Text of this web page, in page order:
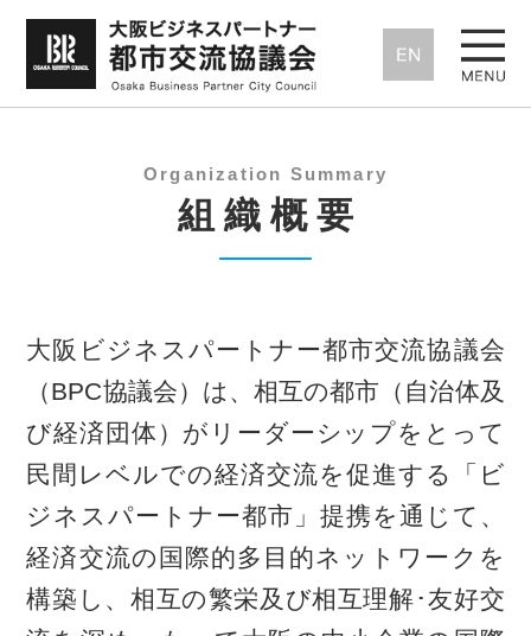
Organization Summary
組織概要
大阪ビジネスパートナー都市交流協議会
（BPC協議会）は、相互の都市（自治体及
び経済団体）がリーダーシップをとって
民間レベルでの経済交流を促進する「ビ
ジネスパートナー都市」提携を通じて、
経済交流の国際的多目的ネットワークを
構築し、相互の繁栄及び相互理解･友好交